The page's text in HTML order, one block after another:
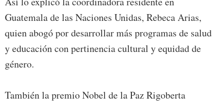
Guatemala de las Naciones Unidas, Rebeca Arias,
quien abogó por desarrollar más programas de salud
y educación con pertinencia cultural y equidad de
género.
También la premio Nobel de la Paz Rigoberta